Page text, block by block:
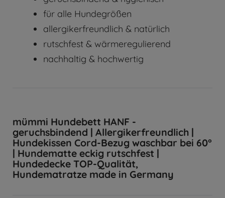
für alle Hundegrößen
allergikerfreundlich & natürlich
rutschfest & wärmeregulierend
nachhaltig & hochwertig
mümmi Hundebett HANF -
geruchsbindend | Allergikerfreundlich |
Hundekissen Cord-Bezug waschbar bei 60°
| Hundematte eckig rutschfest |
Hundedecke TOP-Qualität,
Hundematratze made in Germany